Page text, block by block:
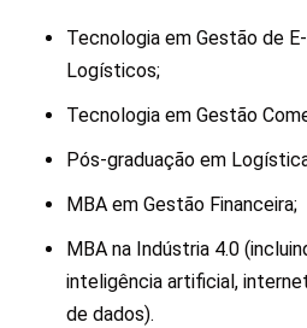
Tecnologia em Gestão de
Logísticos;
Tecnologia em Gestão
Pós-graduação em
MBA em Gestão Financeira;
MBA na Indústria 4.0
inteligência artificial,
de dados).